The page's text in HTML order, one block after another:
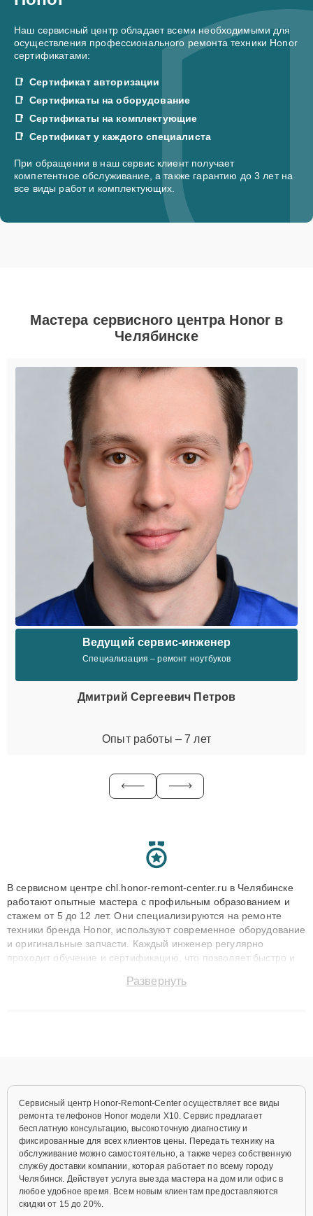
Наш сервисный центр обладает всеми необходимыми для
осуществления профессионального ремонта техники Honor
сертификатами:
Сертификат авторизации
Сертификаты на оборудование
Сертификаты на комплектующие
Сертификат у каждого специалиста
При обращении в наш сервис клиент получает
компетентное обслуживание, а также гарантию до 3 лет на
все виды работ и комплектующих.
Мастера сервисного центра Honor в
Челябинске
Ведущий сервис-инженер
Специализация – ремонт ноутбуков
Дмитрий Сергеевич Петров
Опыт работы – 7 лет
В сервисном центре chl.honor-remont-center.ru в Челябинске
работают опытные мастера с профильным образованием и
стажем от 5 до 12 лет. Они специализируются на ремонте
техники бренда Honor, используют современное оборудование
и оригинальные запчасти. Каждый инженер регулярно
проходит обучение и сертификацию, что позволяет быстро и
сохранением гарантии до 3 лет. Наши мастера решают
Развернуть
Сервисный центр Honor-Remont-Center осуществляет все виды
ремонта телефонов Honor модели X10. Сервис предлагает
бесплатную консультацию, высокоточную диагностику и
фиксированные для всех клиентов цены. Передать технику на
обслуживание можно самостоятельно, а также через собственную
службу доставки компании, которая работает по всему городу
Челябинск. Действует услуга выезда мастера на дом или офис в
любое удобное время. Всем новым клиентам предоставляются
скидки от 15 до 20%.